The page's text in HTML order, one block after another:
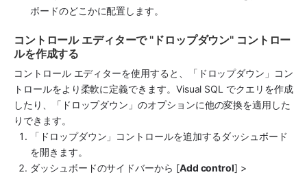
ボードのどこかに配置します。
コントロール エディターで "ドロップダウン" コントロー
ルを作成する
コントロール エディターを使用すると、「ドロップダウン」コン
トロールをより柔軟に定義できます。Visual SQL でクエリを作成
したり、「ドロップダウン」のオプションに他の変換を適用した
りできます。
「ドロップダウン」コントロールを追加するダッシュボード
を開きます。
ダッシュボードのサイドバーから [Add control] >